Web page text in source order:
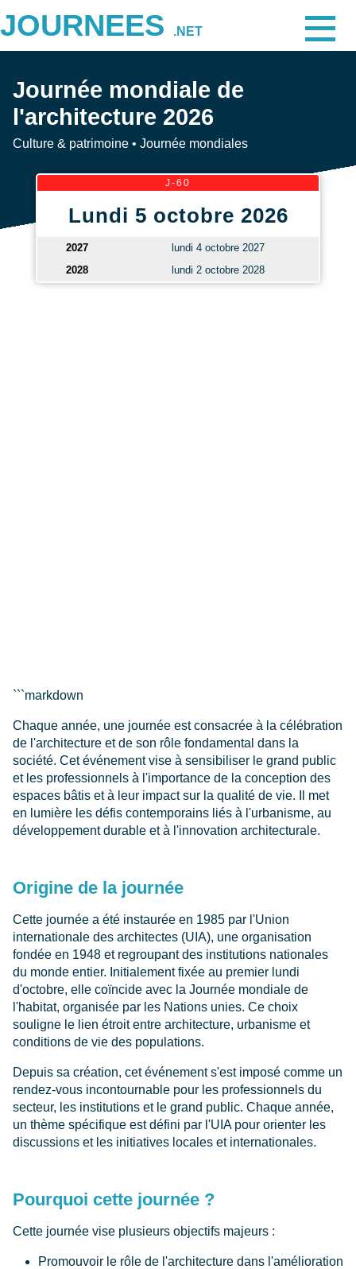
JOURNEES .NET
Journée mondiale de
l'architecture 2026
Culture & patrimoine • Journée mondiales
J-60
Lundi 5 octobre 2026
2027
lundi 4 octobre 2027
2028
lundi 2 octobre 2028
```markdown
Chaque année, une journée est consacrée à la célébration
de l'architecture et de son rôle fondamental dans la
société. Cet événement vise à sensibiliser le grand public
et les professionnels à l'importance de la conception des
espaces bâtis et à leur impact sur la qualité de vie. Il met
en lumière les défis contemporains liés à l'urbanisme, au
développement durable et à l'innovation architecturale.
Origine de la journée
Cette journée a été instaurée en 1985 par l'Union
internationale des architectes (UIA), une organisation
fondée en 1948 et regroupant des institutions nationales
du monde entier. Initialement fixée au premier lundi
d'octobre, elle coïncide avec la Journée mondiale de
l'habitat, organisée par les Nations unies. Ce choix
souligne le lien étroit entre architecture, urbanisme et
conditions de vie des populations.
Depuis sa création, cet événement s'est imposé comme un
rendez-vous incontournable pour les professionnels du
secteur, les institutions et le grand public. Chaque année,
un thème spécifique est défini par l'UIA pour orienter les
discussions et les initiatives locales et internationales.
Pourquoi cette journée ?
Cette journée vise plusieurs objectifs majeurs :
Promouvoir le rôle de l'architecture dans l'amélioration